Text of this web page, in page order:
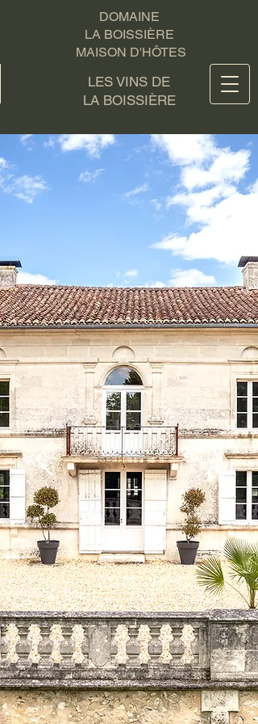
DOMAINE
LA BOISSIÈRE
MAISON D'HÔTES
LES VINS DE
LA BOISSIÈRE